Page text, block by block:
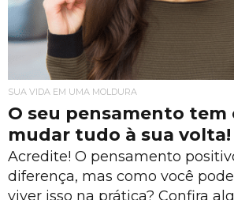
SUA VIDA EM UMA MOLDURA
O seu pensamento tem
mudar tudo à sua volta!
Acredite! O pensamento
diferença, mas como você
viver isso na prática? Confira